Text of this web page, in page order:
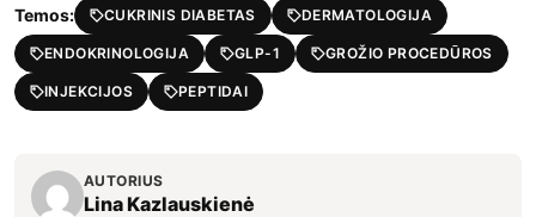
Temos: CUKRINIS DIABETAS DERMATOLOGIJA
ENDOKRINOLOGIJA GLP-1 GROŽIO PROCEDŪROS
INJEKCIJOS PEPTIDAI
AUTORIUS
Lina Kazlauskienė